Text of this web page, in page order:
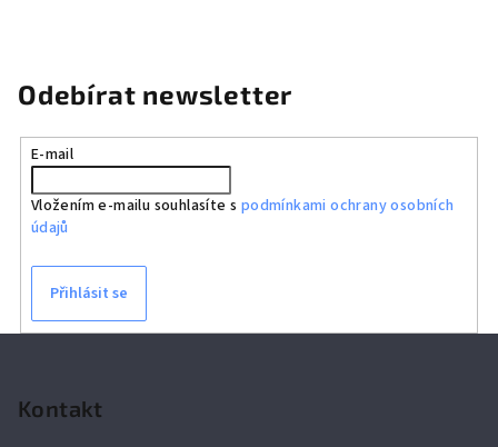
Odebírat newsletter
E-mail
Vložením e-mailu souhlasíte s podmínkami ochrany osobních
údajů
Přihlásit se
Kontakt